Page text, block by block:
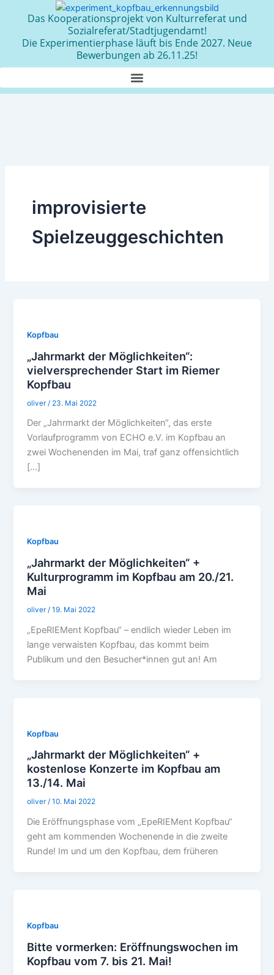
Das Kooperationsprojekt von Kulturreferat und
Sozialreferat/Stadtjugendamt!
Die Experimentierphase läuft bis Ende 2027. Neue
Bewerbungen ab 26.11.25!
improvisierte
Spielzeuggeschichten
Kopfbau
„Jahrmarkt der Möglichkeiten“:
vielversprechender Start im Riemer
Kopfbau
oliver / 23. Mai 2022
Der „Jahrmarkt der Möglichkeiten“, das erste
Vorlaufprogramm von ECHO e.V. im Kopfbau an
zwei Wochenenden im Mai, traf ganz offensichtlich
[…]
Kopfbau
„Jahrmarkt der Möglichkeiten“ +
Kulturprogramm im Kopfbau am 20./21.
Mai
oliver/19. Mai 2022
„EpeRIEMent Kopfbau“ – endlich wieder Leben im
lange verwaisten Kopfbau, das kommt beim
Publikum und den Besucher*innen gut an! Am
Kopfbau
„Jahrmarkt der Möglichkeiten“ +
kostenlose Konzerte im Kopfbau am
13./14. Mai
oliver/10. Mai 2022
Die Eröffnungsphase vom „EpeRIEMent Kopfbau“
geht am kommenden Wochenende in die zweite
Runde! Im und um den Kopfbau, dem früheren
Kopfbau
Bitte vormerken: Eröffnungswochen im
Kopfbau vom 7. bis 21. Mai!